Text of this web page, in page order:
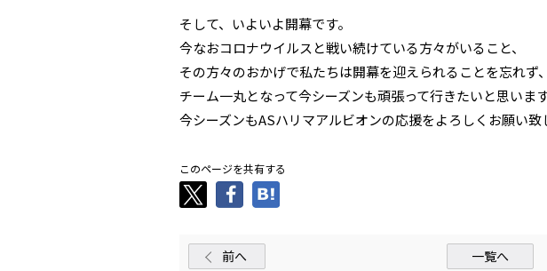
そして、いよいよ開幕です。
今なおコロナウイルスと戦い続けている方々がいること、
その方々のおかげで私たちは開幕を迎えられることを忘れず、
チーム一丸となって今シーズンも頑張って行きたいと思いま
今シーズンもASハリマアルビオンの応援をよろしくお願い致
このページを共有する
前へ 一覧へ